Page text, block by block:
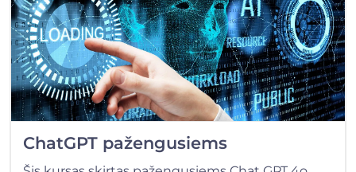
ChatGPT pažengusiems